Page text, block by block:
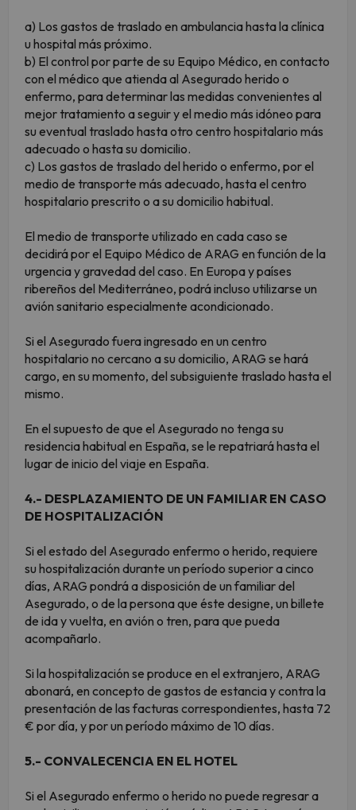
a) Los gastos de traslado en ambulancia hasta la clínica
u hospital más próximo.
b) El control por parte de su Equipo Médico, en contacto
con el médico que atienda al Asegurado herido o
enfermo, para determinar las medidas convenientes al
mejor tratamiento a seguir y el medio más idóneo para
su eventual traslado hasta otro centro hospitalario más
adecuado o hasta su domicilio.
c) Los gastos de traslado del herido o enfermo, por el
medio de transporte más adecuado, hasta el centro
hospitalario prescrito o a su domicilio habitual.
El medio de transporte utilizado en cada caso se
decidirá por el Equipo Médico de ARAG en función de la
urgencia y gravedad del caso. En Europa y países
ribereños del Mediterráneo, podrá incluso utilizarse un
avión sanitario especialmente acondicionado.
Si el Asegurado fuera ingresado en un centro
hospitalario no cercano a su domicilio, ARAG se hará
cargo, en su momento, del subsiguiente traslado hasta el
mismo.
En el supuesto de que el Asegurado no tenga su
residencia habitual en España, se le repatriará hasta el
lugar de inicio del viaje en España.
4.- DESPLAZAMIENTO DE UN FAMILIAR EN CASO
DE HOSPITALIZACIÓN
Si el estado del Asegurado enfermo o herido, requiere
su hospitalización durante un período superior a cinco
días, ARAG pondrá a disposición de un familiar del
Asegurado, o de la persona que éste designe, un billete
de ida y vuelta, en avión o tren, para que pueda
acompañarlo.
Si la hospitalización se produce en el extranjero, ARAG
abonará, en concepto de gastos de estancia y contra la
presentación de las facturas correspondientes, hasta 72
€ por día, y por un período máximo de 10 días.
5.- CONVALECENCIA EN EL HOTEL
Si el Asegurado enfermo o herido no puede regresar a